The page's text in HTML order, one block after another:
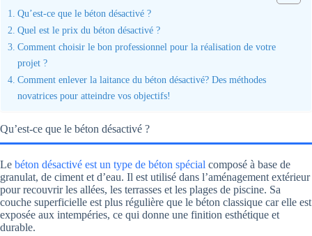
Qu’est-ce que le béton désactivé ?
Quel est le prix du béton désactivé ?
Comment choisir le bon professionnel pour la réalisation de votre
projet ?
Comment enlever la laitance du béton désactivé? Des méthodes
novatrices pour atteindre vos objectifs!
Qu’est-ce que le béton désactivé ?
Le béton désactivé est un type de béton spécial composé à base de
granulat, de ciment et d’eau. Il est utilisé dans l’aménagement extérieur
pour recouvrir les allées, les terrasses et les plages de piscine. Sa
couche superficielle est plus régulière que le béton classique car elle est
exposée aux intempéries, ce qui donne une finition esthétique et
durable.